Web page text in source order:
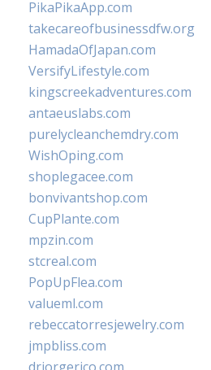
PikaPikaApp.com
takecareofbusinessdfw.org
HamadaOfJapan.com
VersifyLifestyle.com
kingscreekadventures.com
antaeuslabs.com
purelycleanchemdry.com
WishOping.com
shoplegacee.com
bonvivantshop.com
CupPlante.com
mpzin.com
stcreal.com
PopUpFlea.com
valueml.com
rebeccatorresjewelry.com
jmpbliss.com